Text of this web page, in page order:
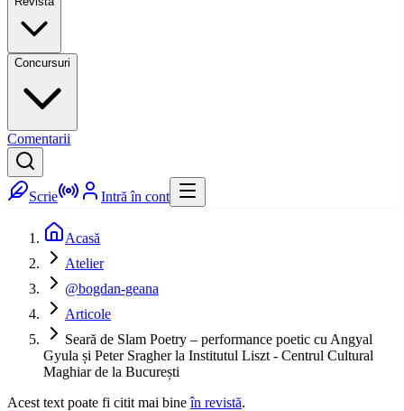
Concursuri
Comentarii
Scrie Intră în cont
Acasă
Atelier
@bogdan-geana
Articole
Seară de Slam Poetry – performance poetic cu Angyal
Gyula și Peter Sragher la Institutul Liszt - Centrul Cultural
Maghiar de la București
Acest text poate fi citit mai bine în revistă.